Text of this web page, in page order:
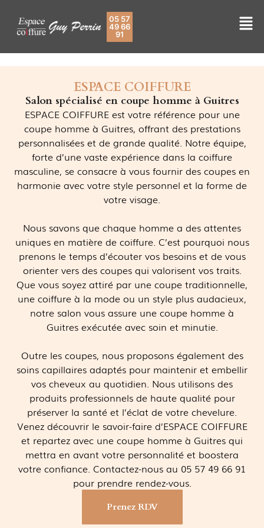
05 57
49 66
91
ESPACE COIFFURE
Salon spécialisé en coupe homme à Guitres
ESPACE COIFFURE est votre référence pour une
coupe homme à Guitres, offrant des prestations
personnalisées et de grande qualité. Notre équipe,
forte d’une vaste expérience dans la coiffure
masculine, se consacre à vous fournir des coupes en
harmonie avec votre style personnel et la forme de
votre visage.
Nous savons que chaque homme a des attentes
uniques en matière de coiffure. C’est pourquoi nous
prenons le temps d’écouter vos besoins et de vous
orienter vers des coupes qui valorisent vos traits.
Que vous soyez attiré par une coupe traditionnelle,
une coiffure à la mode ou un style plus audacieux,
notre salon vous assure une coupe homme à
Guitres exécutée avec soin et minutie.
Outre les coupes, nous proposons également des
soins capillaires adaptés pour maintenir et embellir
vos cheveux au quotidien. Nous utilisons des
produits professionnels de haute qualité pour
préserver la santé et l’éclat de votre chevelure.
Venez découvrir le savoir-faire d’ESPACE COIFFURE
et repartez avec une coupe homme à Guitres qui
mettra en avant votre personnalité et boostera
votre confiance. Contactez-nous au 05 57 49 66 91
pour prendre rendez-vous.
Prenez RDV